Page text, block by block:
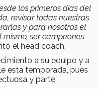
los primeros días del
revisar todas nuestras
y para nosotros el
ser campeones
el head coach.
a su equipo y a
esta temporada, pues
y parte